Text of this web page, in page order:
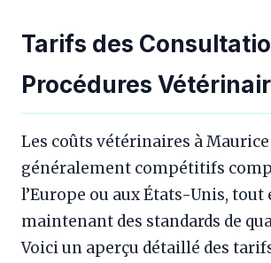
Tarifs des
Procédures
Les coûts vétérinaires à
généralement compétitifs
l’Europe ou aux États-Unis, tout
maintenant des standards de
Voici un aperçu détaillé des